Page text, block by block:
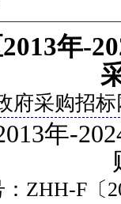
年-
府采购招
年-
ZHH-F〔